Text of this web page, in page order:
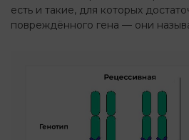
есть и такие, для которых
повреждённого гена — они